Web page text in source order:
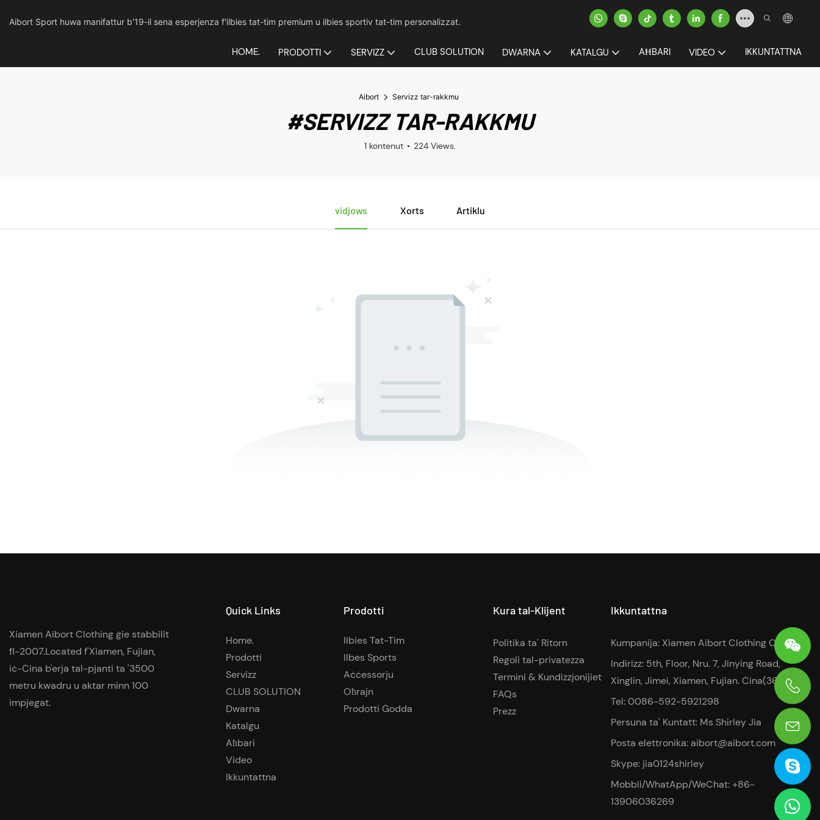
Aibort Sport huwa manifattur b'19-il sena esperjenza f'ilbies tat-tim premium u ilbies sportiv tat-tim personalizzat.
HOME. PRODOTTI SERVIZZ CLUB SOLUTION DWARNA KATALGU AĦBARI VIDEO IKKUNTATTNA
Aibort Servizz tar-rakkmu
#SERVIZZ TAR-RAKKMU
1 kontenut 224 Views.
vidjows Xorts Artiklu
Xiamen Aibort Clothing ġie stabbilit
fl-2007.Located f'Xiamen, Fujian,
iċ-Ċina b'erja tal-pjanti ta '3500
metru kwadru u aktar minn 100
impjegat.
Quick Links
Home.
Prodotti
Servizz
CLUB SOLUTION
Dwarna
Katalgu
Aħbari
Video
Ikkuntattna
Prodotti
Ilbies Tat-Tim
Ilbes Sports
Aċċessorju
Oħrajn
Prodotti Ġodda
Kura tal-Klijent
Politika ta' Ritorn
Regoli tal-privatezza
Termini & Kundizzjonijiet
FAQs
Prezz
Ikkuntattna
Kumpanija: Xiamen Aibort Clothing Co., Ltd
Indirizz: 5th, Floor, Nru. 7, Jinying Road,
Xinglin, Jimei, Xiamen, Fujian. Ċina(361022)
Tel: 0086-592-5921298
Persuna ta' Kuntatt: Ms Shirley Jia
Posta elettronika: aibort@aibort.com
Skype: jia0124shirley
Mobbli/WhatApp/WeChat: +86-
13906036269